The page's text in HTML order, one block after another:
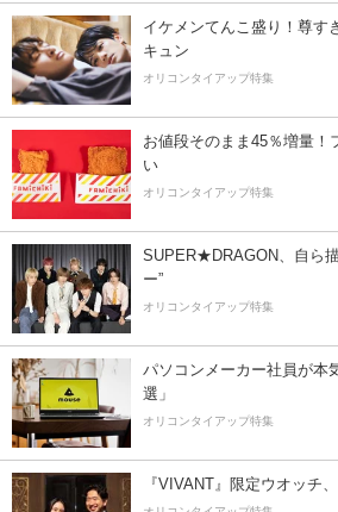
イケメンてんこ盛り！尊す
キュン
オリコンタイアップ特集
お値段そのまま45％増量！
い
オリコンタイアップ特集
SUPER★DRAGON、自ら
ー”
オリコンタイアップ特集
パソコンメーカー社員が本
選」
オリコンタイアップ特集
『VIVANT』限定ウオッチ